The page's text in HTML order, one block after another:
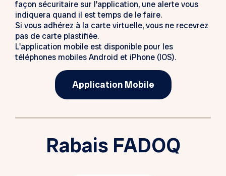
façon sécuritaire sur l'application, une alerte vous
indiquera quand il est temps de le faire.
Si vous adhérez à la carte virtuelle, vous ne recevrez
pas de carte plastifiée.
L'application mobile est disponible pour les
téléphones mobiles Android et iPhone (IOS).
Application Mobile
Rabais FADOQ